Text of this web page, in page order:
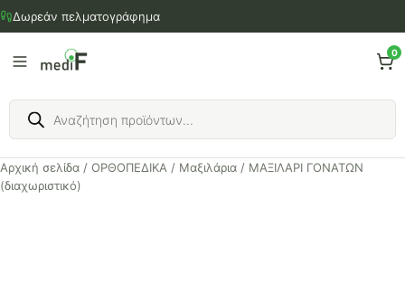
Μετάβαση
στο
περιεχόμενο
Δωρεάν πελματογράφημα
0
Products
search
Αρχική σελίδα / ΟΡΘΟΠΕΔΙΚΑ / Μαξιλάρια / ΜΑΞΙΛΑΡΙ ΓΟΝΑΤΩΝ
(διαχωριστικό)